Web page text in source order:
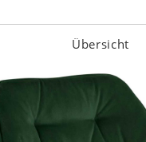
Übersicht